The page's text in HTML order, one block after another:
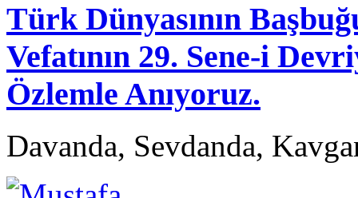
Türk Dünyasının
Vefatının 29. Sene-i
Özlemle Anıyoruz.
Davanda, Sevdanda,